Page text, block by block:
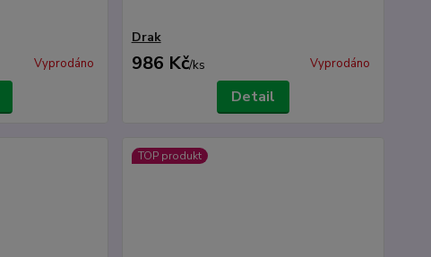
Vyprodáno
Drak
986 Kč/ks Vyprodáno
Detail
TOP produkt